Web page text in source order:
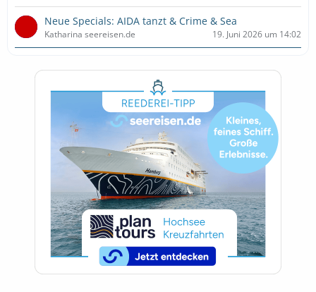
Neue Specials: AIDA tanzt & Crime & Sea
Katharina seereisen.de 19. Juni 2026 um 14:02